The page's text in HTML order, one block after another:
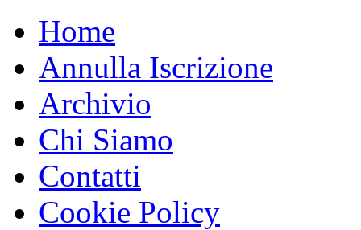
Home
Annulla Iscrizione
Archivio
Chi Siamo
Contatti
Cookie Policy